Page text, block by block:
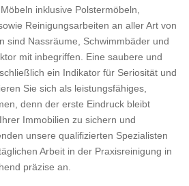
inklusive Polstermöbeln,
Reinigungsarbeiten an aller Art von
sind Nassräume, Schwimmbäder und
mit inbegriffen. Eine saubere und
ein Indikator für Seriosität und
Sie sich als leistungsfähiges,
denn der erste Eindruck bleibt
Immobilien zu sichern und
unsere qualifizierten Spezialisten
Arbeit in der Praxisreinigung in
präzise an.